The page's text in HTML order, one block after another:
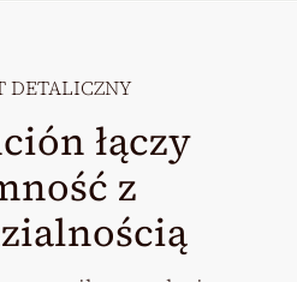
DETALICZNY
łączy
z